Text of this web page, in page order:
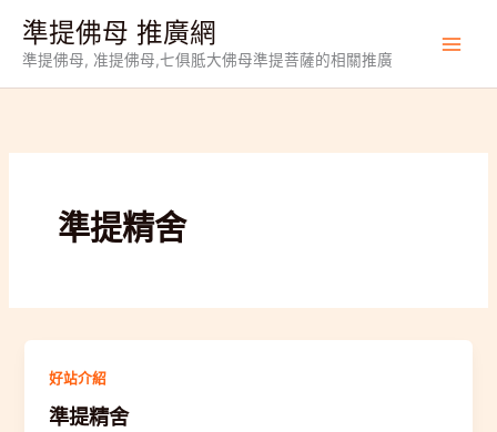
要
準提佛母 推廣網
準提佛母, 准提佛母,七俱胝大佛母準提菩薩的相關推廣
準提精舍
好站介紹
準提精舍